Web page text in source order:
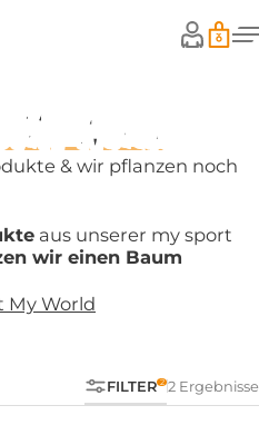
World
& wir pflanzen noch
aus unserer my sport
wir einen Baum
My World
2 Ergebnisse
FILTER